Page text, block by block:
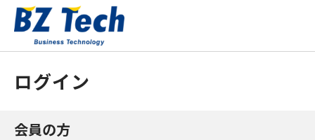
ログイン
会員の方